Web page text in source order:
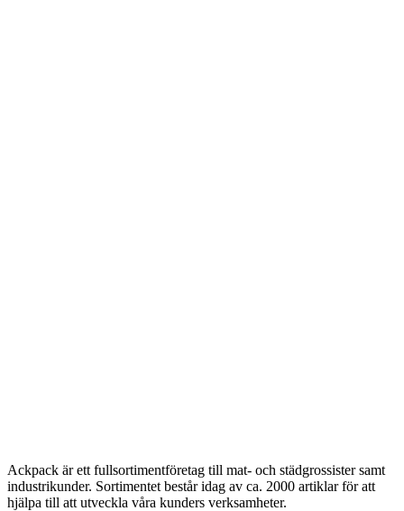
Ackpack är ett fullsortimentföretag till mat- och städgrossister samt
industrikunder. Sortimentet består idag av ca. 2000 artiklar för att
hjälpa till att utveckla våra kunders verksamheter.